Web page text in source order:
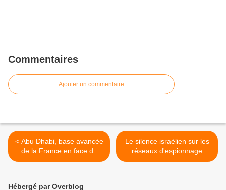
Commentaires
Ajouter un commentaire
< Abu Dhabi, base avancée
de la France en face de
l'Iran
Le silence israélien sur les
réseaux d'espionnage
équivaut à un aveu >
Hébergé par Overblog